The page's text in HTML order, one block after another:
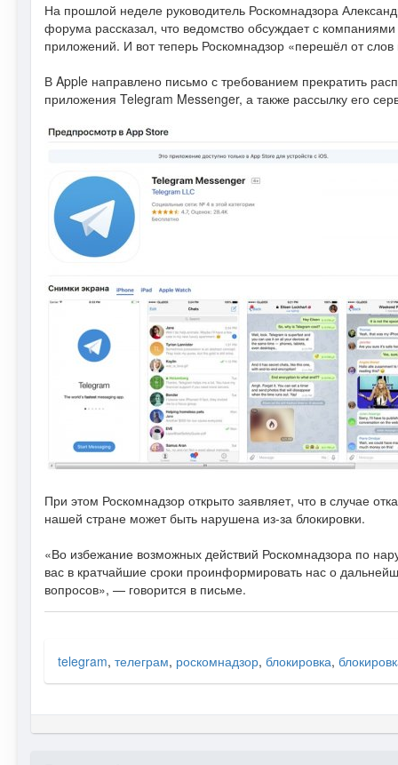
На прошлой неделе руководитель Роскомнадзора
форума рассказал, что ведомство обсуждает с
приложений. И вот теперь Роскомнадзор «перешёл от слов
В Apple направлено письмо с требованием прекратить
приложения Telegram Messenger, а также рассылку его
При этом Роскомнадзор открыто заявляет, что в случае
нашей стране может быть нарушена из-за блокировки.
«Во избежание возможных действий Роскомнадзора по
вас в кратчайшие сроки проинформировать нас о
вопросов», — говорится в письме.
telegram, телеграм, роскомнадзор, блокировка,